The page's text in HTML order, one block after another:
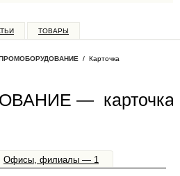
ТОВАРЫ
/ Карточка
— карточка
Офисы, филиалы — 1